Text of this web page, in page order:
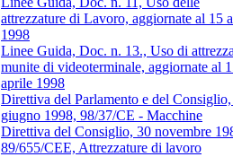
attrezzature di Lavoro, aggiornate al 15
1998
Linee Guida, Doc. n. 13., Uso di
munite di videoterminale, aggiornate al
aprile 1998
Direttiva del Parlamento e del
giugno 1998, 98/37/CE - Macchine
Direttiva del Consiglio, 30 novembre
89/655/CEE, Attrezzature di lavoro